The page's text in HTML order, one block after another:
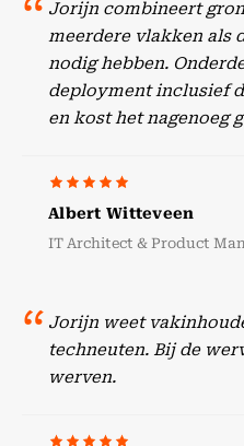
Jorijn combineert
meerdere vlakken als
nodig hebben.
deployment inclusief
en kost het nagenoeg
Albert Witteveen
IT Architect & Product
Jorijn weet
techneuten. Bij de
werven.